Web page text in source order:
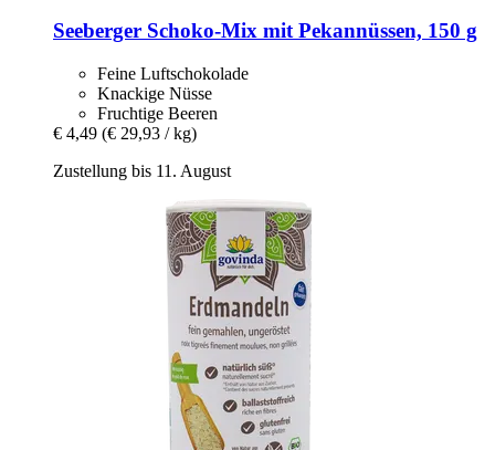
Seeberger Schoko-​Mix mit Pekannüssen, 150 g
Feine Luftschokolade
Knackige Nüsse
Fruchtige Beeren
€ 4,49 (€ 29,93 / kg)
Zustellung bis 11. August